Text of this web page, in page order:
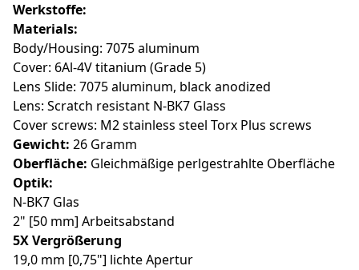
Werkstoffe:
Materials:
Body/Housing: 7075 aluminum
Cover: 6Al-4V titanium (Grade 5)
Lens Slide: 7075 aluminum, black anodized
Lens: Scratch resistant N-BK7 Glass
Cover screws: M2 stainless steel Torx Plus screws
Gewicht: 26 Gramm
Oberfläche: Gleichmäßige perlgestrahlte Oberfläche
Optik:
N-BK7 Glas
2" [50 mm] Arbeitsabstand
5X Vergrößerung
19,0 mm [0,75"] lichte Apertur